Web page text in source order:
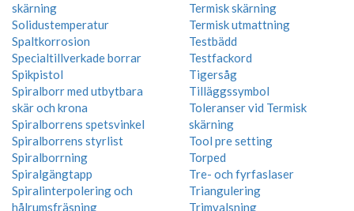
skärning
Solidustemperatur
Spaltkorrosion
Specialtillverkade borrar
Spikpistol
Spiralborr med utbytbara
skär och krona
Spiralborrens spetsvinkel
Spiralborrens styrlist
Spiralborrning
Spiralgängtapp
Spiralinterpolering och
hålrumsfräsning
Termisk skärning
Termisk utmattning
Testbädd
Testfackord
Tigersåg
Tilläggssymbol
Toleranser vid Termisk
skärning
Tool pre setting
Torped
Tre- och fyrfaslaser
Triangulering
Trimvalsning